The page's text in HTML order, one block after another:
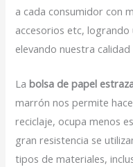
a cada consumidor con
accesorios etc,
elevando nuestra calidad
Labolsa de papel
marrón nos permite
reciclaje, ocupa menos
gran resistencia se
tipos de materiales,